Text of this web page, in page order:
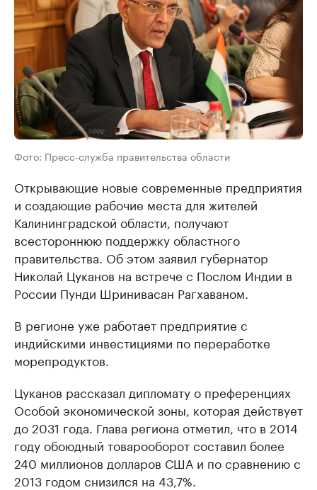
Фото: Пресс-служба правительства области
Открывающие новые современные предприятия
и создающие рабочие места для жителей
Калининградской области, получают
всестороннюю поддержку областного
правительства. Об этом заявил губернатор
Николай Цуканов на встрече с Послом Индии в
России Пунди Шринивасан Рагхаваном.
В регионе уже работает предприятие с
индийскими инвестициями по переработке
морепродуктов.
Цуканов рассказал дипломату о преференциях
Особой экономической зоны, которая действует
до 2031 года. Глава региона отметил, что в 2014
году обоюдный товарооборот составил более
240 миллионов долларов США и по сравнению с
2013 годом снизился на 43,7%.